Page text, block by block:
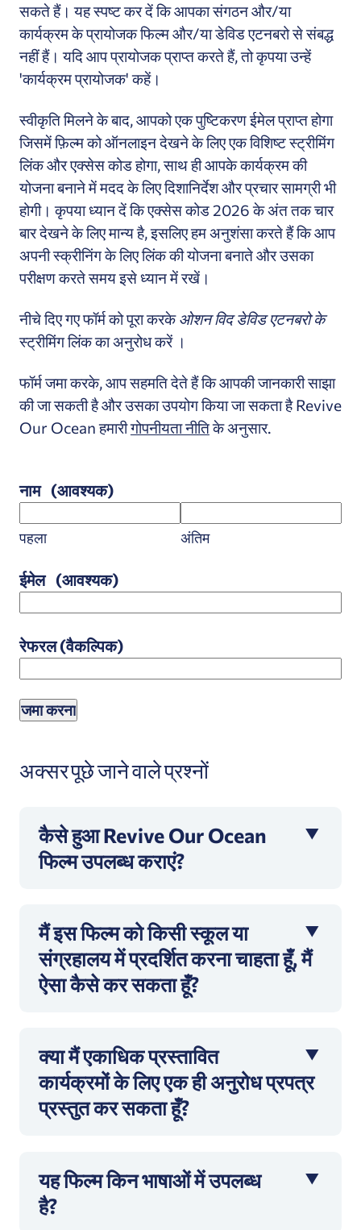
सकते हैं। यह स्पष्ट कर दें कि आपका संगठन और/या
कार्यक्रम के प्रायोजक फिल्म और/या डेविड एटनबरो से संबद्ध
नहीं हैं। यदि आप प्रायोजक प्राप्त करते हैं, तो कृपया उन्हें
'कार्यक्रम प्रायोजक' कहें।
स्वीकृति मिलने के बाद, आपको एक पुष्टिकरण ईमेल प्राप्त होगा
जिसमें फ़िल्म को ऑनलाइन देखने के लिए एक विशिष्ट स्ट्रीमिंग
लिंक और एक्सेस कोड होगा, साथ ही आपके कार्यक्रम की
योजना बनाने में मदद के लिए दिशानिर्देश और प्रचार सामग्री भी
होगी। कृपयाध्यान दें कि एक्सेस कोड 2026 के अंत तक चार
बार देखने के लिए मान्य है, इसलिए हम अनुशंसा करते हैं कि आप
अपनी स्क्रीनिंग के लिए लिंक की योजना बनाते और उसका
परीक्षण करते समय इसे ध्यान में रखें।
नीचे दिए गए फॉर्म को पूरा करके ओशन विद डेविड एटनबरो के
स्ट्रीमिंग लिंक का अनुरोध करें।
फॉर्म जमा करके, आप सहमति देते हैं कि आपकी जानकारी साझा
की जा सकती है और उसका उपयोग किया जा सकता है Revive
Our Ocean हमारीगोपनीयता नीतिके अनुसार.
नाम (आवश्यक)
पहला अंतिम
ईमेल (आवश्यक)
रेफरल (वैकल्पिक)
अक्सर पूछे जाने वाले प्रश्नों
कैसे हुआ Revive Our Ocean
फिल्म उपलब्ध कराएं?
मैं इस फिल्म को किसी स्कूल या
संग्रहालय में प्रदर्शित करना चाहता हूँ, मैं
ऐसा कैसे कर सकता हूँ?
क्या मैं एकाधिक प्रस्तावित
कार्यक्रमों के लिए एक ही अनुरोध प्रपत्र
प्रस्तुत कर सकता हूँ?
यह फिल्म किन भाषाओं में उपलब्ध
है?